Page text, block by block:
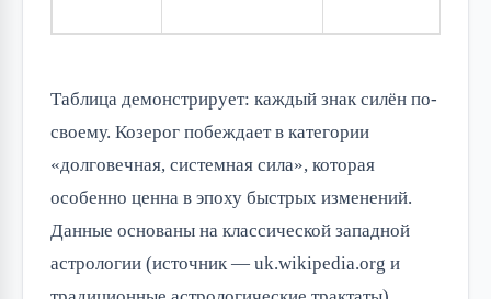
Таблица демонстрирует: каждый знак силён по-
своему. Козерог побеждает в категории
«долговечная, системная сила», которая
особенно ценна в эпоху быстрых изменений.
Данные основаны на классической западной
астрологии (источник — uk.wikipedia.org и